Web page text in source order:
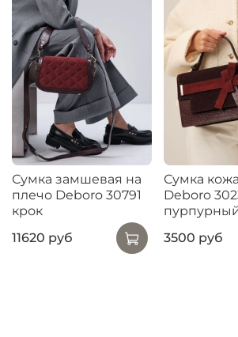
Сумка замшевая на
плечо Deboro 30791
крок
11620 руб
Сумка
Deboro
3500 руб